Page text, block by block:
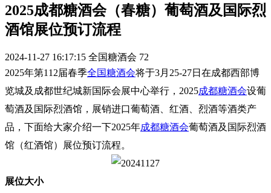
2025成都糖酒会（春糖）葡萄酒及国际烈
酒馆展位预订流程
2024-11-27 16:17:15 全国糖酒会 72
2025年第112届春季全国糖酒会将于3月25-27日在成都西部博
览城及成都世纪城新国际会展中心举行，2025成都糖酒会设葡
萄酒及国际烈酒馆，展销进口葡萄酒、红酒、烈酒等酒类产
品，下面给大家介绍一下2025年成都糖酒会葡萄酒及国际烈酒
馆（红酒馆）展位预订流程。
展位大小